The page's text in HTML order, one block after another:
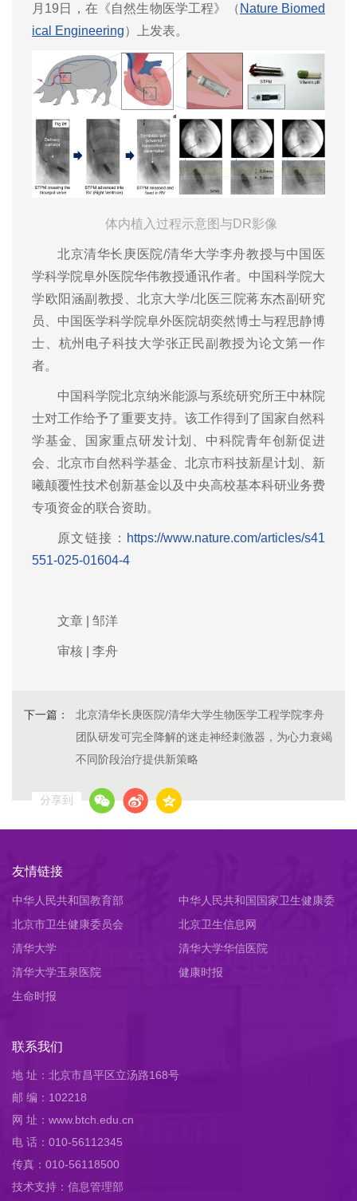
月19日，在《自然生物医学工程》（ Nature Biomed
ical Engineering）上发表。
体内植入过程示意图与DR影像
北京清华长庚医院/清华大学李舟教授与中国医
学科学院阜外医院华伟教授通讯作者。中国科学院大
学欧阳涵副教授、北京大学/北医三院蒋东杰副研究
员、中国医学科学院阜外医院胡奕然博士与程思静博
士、杭州电子科技大学张正民副教授为论文第一作
者。
中国科学院北京纳米能源与系统研究所王中林院
士对工作给予了重要支持。该工作得到了国家自然科
学基金、国家重点研发计划、中科院青年创新促进
会、北京市自然科学基金、北京市科技新星计划、新
曦颠覆性技术创新基金以及中央高校基本科研业务费
专项资金的联合资助。
原文链接： https://www.nature.com/articles/s41
551-025-01604-4
文章 | 邹洋
审核 | 李舟
下一篇：
北京清华长庚医院/清华大学生物医学工程学院李舟
团队研发可完全降解的迷走神经刺激器，为心力衰竭
不同阶段治疗提供新策略
分享到
友情链接
中华人民共和国教育部
中华人民共和国国家卫生健康委
员会
北京市卫生健康委员会
北京卫生信息网
清华大学
清华大学华信医院
清华大学玉泉医院
健康时报
生命时报
联系我们
地 址：北京市昌平区立汤路168号
邮 编：102218
网 址：www.btch.edu.cn
电 话：010-56112345
传真：010-56118500
技术支持：信息管理部